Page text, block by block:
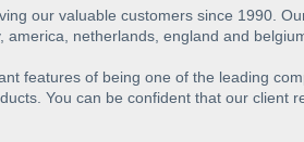
our valuable customers since 1990.
america, netherlands, england and
features of being one of the leading
You can be confident that our client